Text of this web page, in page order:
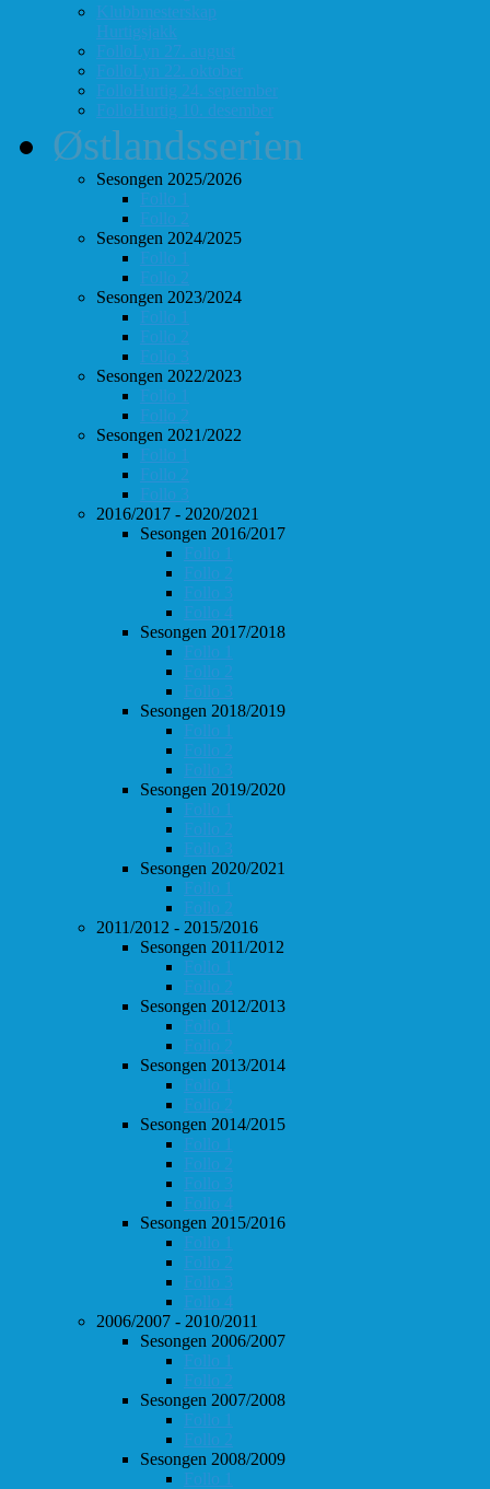
Klubbmesterskap
Hurtigsjakk
FolloLyn 27. august
FolloLyn 22. oktober
FolloHurtig 24. september
FolloHurtig 10. desember
Østlandsserien
Sesongen 2025/2026
Follo 1
Follo 2
Sesongen 2024/2025
Follo 1
Follo 2
Sesongen 2023/2024
Follo 1
Follo 2
Follo 3
Sesongen 2022/2023
Follo 1
Follo 2
Sesongen 2021/2022
Follo 1
Follo 2
Follo 3
2016/2017 - 2020/2021
Sesongen 2016/2017
Follo 1
Follo 2
Follo 3
Follo 4
Sesongen 2017/2018
Follo 1
Follo 2
Follo 3
Sesongen 2018/2019
Follo 1
Follo 2
Follo 3
Sesongen 2019/2020
Follo 1
Follo 2
Follo 3
Sesongen 2020/2021
Follo 1
Follo 2
2011/2012 - 2015/2016
Sesongen 2011/2012
Follo 1
Follo 2
Sesongen 2012/2013
Follo 1
Follo 2
Sesongen 2013/2014
Follo 1
Follo 2
Sesongen 2014/2015
Follo 1
Follo 2
Follo 3
Follo 4
Sesongen 2015/2016
Follo 1
Follo 2
Follo 3
Follo 4
2006/2007 - 2010/2011
Sesongen 2006/2007
Follo 1
Follo 2
Sesongen 2007/2008
Follo 1
Follo 2
Sesongen 2008/2009
Follo 1